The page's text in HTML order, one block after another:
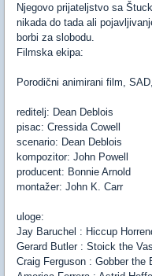
Njegovo prijateljstvo sa
nikada do tada ali
borbi za slobodu.
Filmska ekipa:
Porodični animirani film,
reditelj: Dean Deblois
pisac: Cressida Cowell
scenario: Dean Deblois
kompozitor: John Powell
producent: Bonnie Arnold
montažer: John K. Carr
uloge:
Jay Baruchel : Hiccup
Gerard Butler : Stoick the
Craig Ferguson : Gobber the